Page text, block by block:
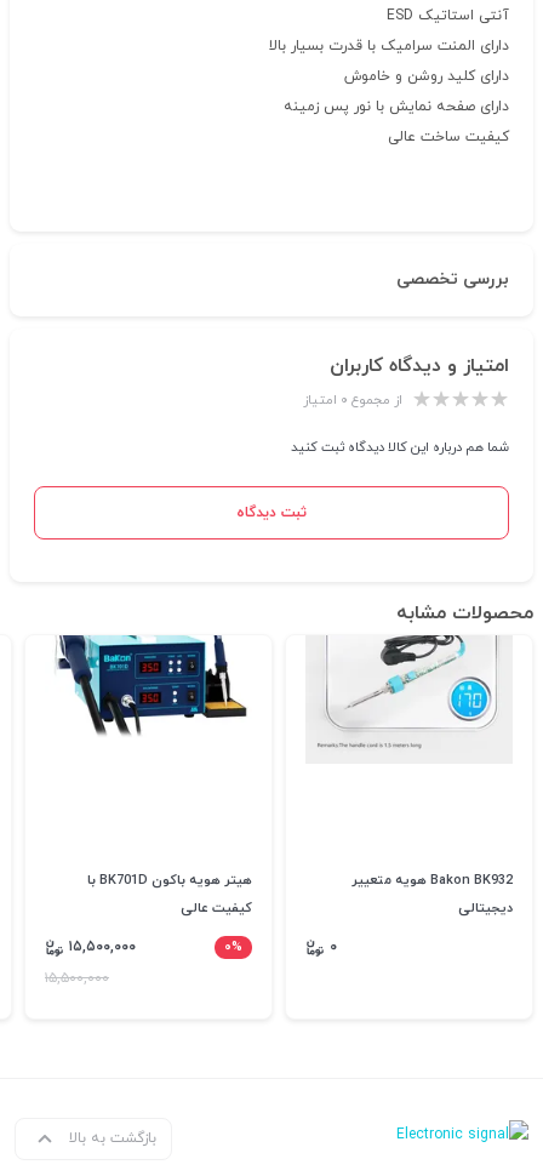
آنتی استاتیک ESD
دارای المنت سرامیک با قدرت بسیار بالا
دارای کلید روشن و خاموش
دارای صفحه نمایش با نور پس زمینه
کیفیت ساخت عالی
بررسی تخصصی
امتیاز و دیدگاه کاربران
از مجموع ۰ امتیاز
شما هم درباره این کالا دیدگاه ثبت کنید
ثبت دیدگاه
محصولات مشابه
Bakon BK932 هویه متعییر
دیجیتالی
۰
هیتر هویه باکون BK701D با
کیفیت عالی
۰%
۱۵,۵۰۰,۰۰۰
۱۵,۵۰۰,۰۰۰
بازگشت به بالا